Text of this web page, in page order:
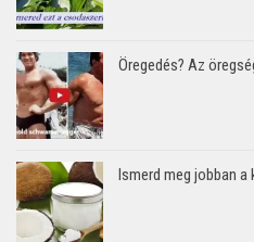
Öregedés? Az
Ismerd meg jobban